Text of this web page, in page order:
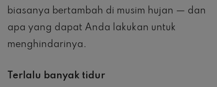
biasanya bertambah di musim hujan — dan
apa yang dapat Anda lakukan untuk
menghindarinya.
Terlalu banyak tidur